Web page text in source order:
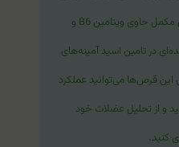
ای موجود در بازار است. این مکمل حاوی ویتامین B6 و
در تامین اسید آمینه‌های
این قرص‌ها می‌توانید عملکرد
و از تحلیل عضلات خود
کنید.